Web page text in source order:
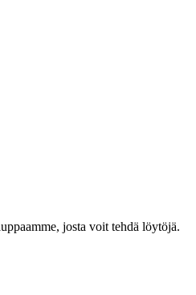
josta voit tehdä löytöjä.